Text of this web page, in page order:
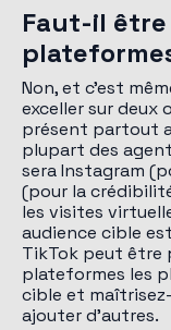
Faut-il
Non, et c'est
exceller sur deux
présent partout
plupart des
sera Instagram
(pour la
les visites
audience cible
TikTok peut être
plateformes les
cible et
ajouter d'autres.